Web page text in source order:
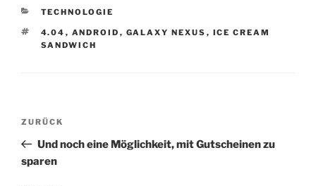
KATEGORIEN
TECHNOLOGIE
SCHLAGWÖRTER
4.04 , ANDROID , GALAXY NEXUS , ICE CREAM
SANDWICH
Beitragsnavigation
Vorheriger
Beitrag
ZURÜCK
Und noch eine Möglichkeit, mit Gutscheinen zu
sparen